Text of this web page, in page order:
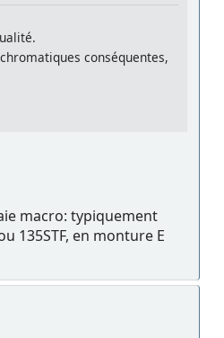
conséquentes,
macro: typiquement
135STF, en monture E